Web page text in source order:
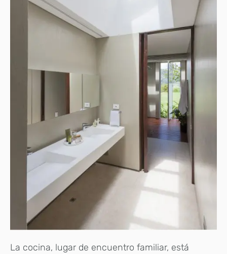
La cocina, lugar de encuentro familiar, está